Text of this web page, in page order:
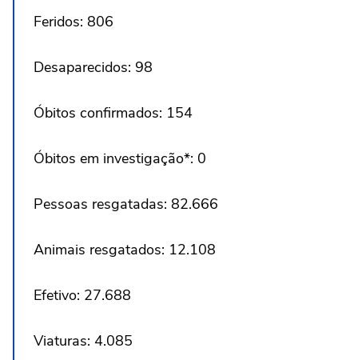
Feridos: 806
Desaparecidos: 98
Óbitos confirmados: 154
Óbitos em investigação*: 0
Pessoas resgatadas: 82.666
Animais resgatados: 12.108
Efetivo: 27.688
Viaturas: 4.085